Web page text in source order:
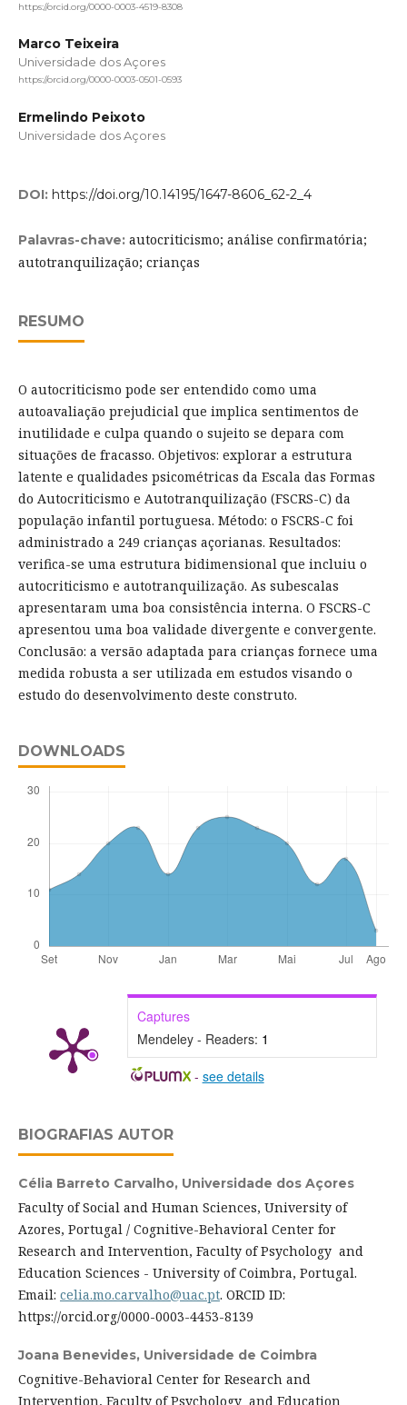
https://orcid.org/0000-0003-4519-8308
Marco Teixeira
Universidade dos Açores
https://orcid.org/0000-0003-0501-0593
Ermelindo Peixoto
Universidade dos Açores
DOI: https://doi.org/10.14195/1647-8606_62-2_4
Palavras-chave: autocriticismo; análise confirmatória;
autotranquilização; crianças
RESUMO
O autocriticismo pode ser entendido como uma
autoavaliação prejudicial que implica sentimentos de
inutilidade e culpa quando o sujeito se depara com
situações de fracasso. Objetivos: explorar a estrutura
latente e qualidades psicométricas da Escala das Formas
do Autocriticismo e Autotranquilização (FSCRS-C) da
população infantil portuguesa. Método: o FSCRS-C foi
administrado a 249 crianças açorianas. Resultados:
verifica-se uma estrutura bidimensional que incluiu o
autocriticismo e autotranquilização. As subescalas
apresentaram uma boa consistência interna. O FSCRS-C
apresentou uma boa validade divergente e convergente.
Conclusão: a versão adaptada para crianças fornece uma
medida robusta a ser utilizada em estudos visando o
estudo do desenvolvimento deste construto.
DOWNLOADS
Captures
Mendeley - Readers: 1
- see details
BIOGRAFIAS AUTOR
Célia Barreto Carvalho, Universidade dos Açores
Faculty of Social and Human Sciences, University of
Azores, Portugal / Cognitive-Behavioral Center for
Research and Intervention, Faculty of Psychology and
Education Sciences - University of Coimbra, Portugal.
Email: celia.mo.carvalho@uac.pt. ORCID ID:
https://orcid.org/0000-0003-4453-8139
Joana Benevides, Universidade de Coimbra
Cognitive-Behavioral Center for Research and
Intervention, Faculty of Psychology and Education